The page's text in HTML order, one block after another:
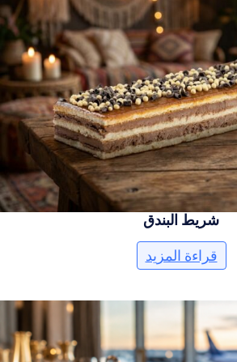
شريط البندق
قراءة المزيد